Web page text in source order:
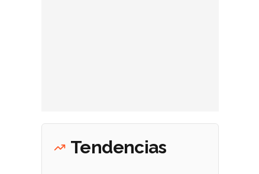
Tendencias